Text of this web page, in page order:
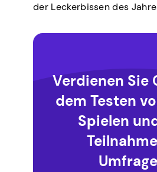
der Leckerbissen des
Verdienen Sie
dem Testen
Spielen